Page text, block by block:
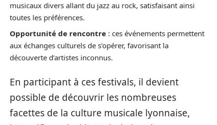
musicaux divers allant du jazz au rock, satisfaisant ainsi
toutes les préférences.
Opportunité de rencontre : ces événements permettent
aux échanges culturels de s’opérer, favorisant la
découverte d’artistes inconnus.
En participant à ces festivals, il devient
possible de découvrir les nombreuses
facettes de la culture musicale lyonnaise,